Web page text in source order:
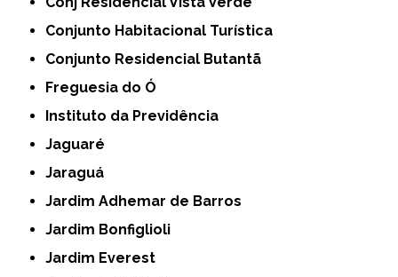
Conjunto Habitacional Turística
Conjunto Residencial Butantã
Freguesia do Ó
Instituto da Previdência
Jaguaré
Jaraguá
Jardim Adhemar de Barros
Jardim Bonfiglioli
Jardim Everest